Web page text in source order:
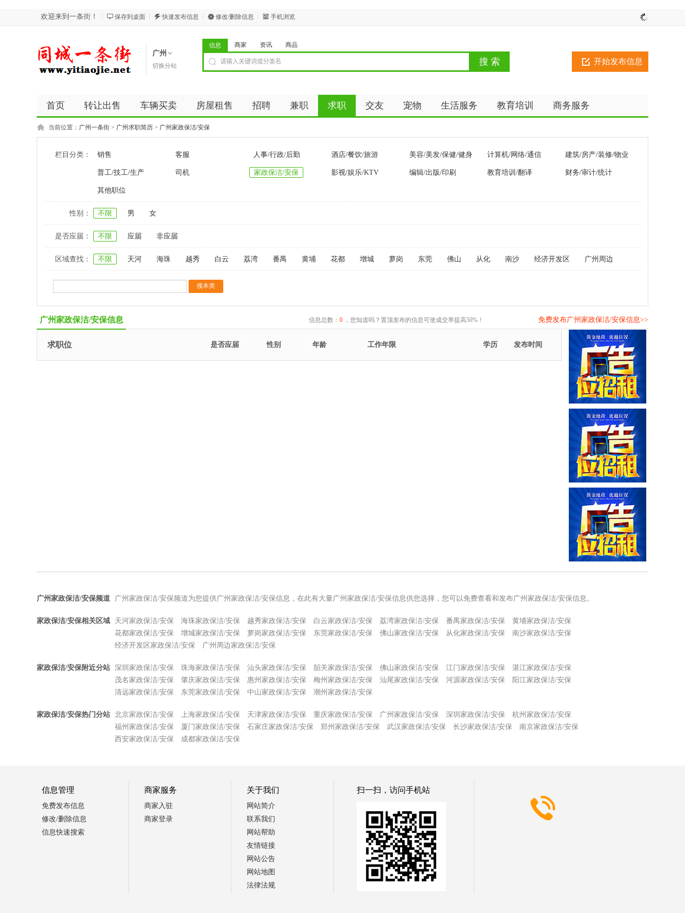
欢迎来到一条街！ 保存到桌面 快速发布信息 修改/删除信息 手机浏览
广州
切换分站 开始发布信息
信息 商家 资讯 商品
首页 转让出售 车辆买卖 房屋租售 招聘 兼职 求职 交友 宠物 生活服务 教育培训 商务服务
当前位置： 广州一条街 > 广州求职简历 > 广州家政保洁/安保
栏目分类： 销售 客服 人事/行政/后勤 酒店/餐饮/旅游 美容/美发/保健/健身 计算机/网络/通信 建筑/房产/装修/物业
普工/技工/生产 司机 家政保洁/安保 影视/娱乐/KTV 编辑/出版/印刷 教育培训/翻译 财务/审计/统计
其他职位
性别： 不限 男 女
是否应届： 不限 应届 非应届
区域查找： 不限 天河 海珠 越秀 白云 荔湾 番禺 黄埔 花都 增城 萝岗 东莞 佛山 从化 南沙 经济开发区 广州周边
广州家政保洁/安保信息 信息总数： 0，您知道吗？置顶发布的信息可使成交率提高50%！ 免费发布广州家政保洁/安保信息>>
求职位 发布时间
是否应届 性别 年龄 学历
工作年限
广州家政保洁/安保频道 广州家政保洁/安保频道为您提供广州家政保洁/安保信息，在此有大量广州家政保洁/安保信息供您选择，您可以免费查看和发布广州家政保洁/安保信息。
家政保洁/安保相关区域 天河家政保洁/安保 海珠家政保洁/安保 越秀家政保洁/安保 白云家政保洁/安保 荔湾家政保洁/安保 番禺家政保洁/安保
黄埔家政保洁/安保
花都家政保洁/安保
增城家政保洁/安保 萝岗家政保洁/安保 东莞家政保洁/安保 佛山家政保洁/安保 从化家政保洁/安保
南沙家政保洁/安保
经济开发区家政保洁/安保
广州周边家政保洁/安保
家政保洁/安保附近分站 深圳家政保洁/安保 珠海家政保洁/安保 汕头家政保洁/安保 韶关家政保洁/安保 佛山家政保洁/安保 江门家政保洁/安保
湛江家政保洁/安保
茂名家政保洁/安保
肇庆家政保洁/安保 惠州家政保洁/安保 梅州家政保洁/安保 汕尾家政保洁/安保 河源家政保洁/安保
阳江家政保洁/安保
清远家政保洁/安保
东莞家政保洁/安保 中山家政保洁/安保 潮州家政保洁/安保
家政保洁/安保热门分站 北京家政保洁/安保 上海家政保洁/安保 天津家政保洁/安保 重庆家政保洁/安保 广州家政保洁/安保 深圳家政保洁/安保
杭州家政保洁/安保
福州家政保洁/安保
厦门家政保洁/安保 石家庄家政保洁/安保 郑州家政保洁/安保 武汉家政保洁/安保 长沙家政保洁/安保
南京家政保洁/安保
西安家政保洁/安保
成都家政保洁/安保
信息管理
免费发布信息
修改/删除信息
信息快速搜索
商家服务
商家入驻
商家登录
关于我们
网站简介
联系我们
网站帮助
友情链接
网站公告
网站地图
法律法规
扫一扫，访问手机站